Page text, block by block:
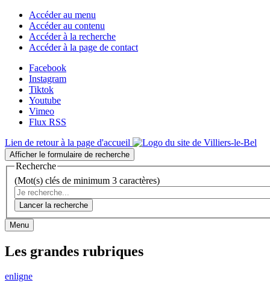
Accéder au menu
Accéder au contenu
Accéder à la recherche
Accéder à la page de contact
Facebook
Instagram
Tiktok
Youtube
Vimeo
Flux RSS
Lien de retour à la page d'accueil
Afficher le formulaire de recherche
Recherche
(Mot(s) clés de minimum 3 caractères)
Lancer la recherche
Menu
Les grandes rubriques
enligne